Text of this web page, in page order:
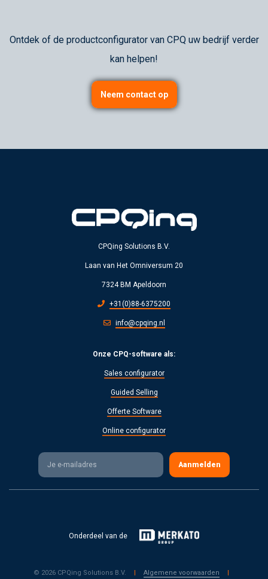
Ontdek of de productconfigurator van CPQ uw bedrijf verder
kan helpen!
Neem contact op
CPQing Solutions B.V.
Laan van Het Omniversum 20
7324 BM Apeldoorn
+31(0)88-6375200
info@cpqing.nl
Onze CPQ-software als:
Sales configurator
Guided Selling
Offerte Software
Online configurator
Onderdeel van de
© 2026 CPQing Solutions B.V. Algemene voorwaarden